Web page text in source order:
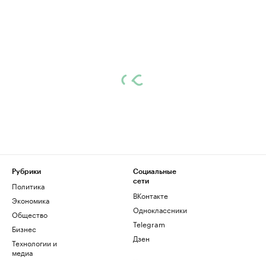
Рубрики
Политика
Экономика
Общество
Бизнес
Технологии и
медиа
Социальные
сети
ВКонтакте
Одноклассники
Telegram
Дзен